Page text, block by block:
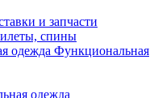
и запчасти
спины
Функциональная
одежда